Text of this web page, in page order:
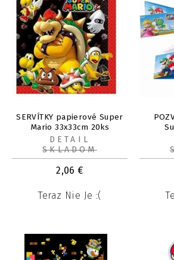
SERVÍTKY papierové Super
Mario 33x33cm 20ks
2,06 €
Teraz Nie Je :(
DETAIL
SKLADOM